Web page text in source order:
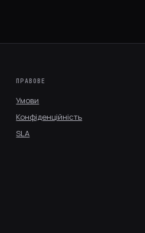
ПРАВОВЕ
Умови
Конфіденційність
SLA